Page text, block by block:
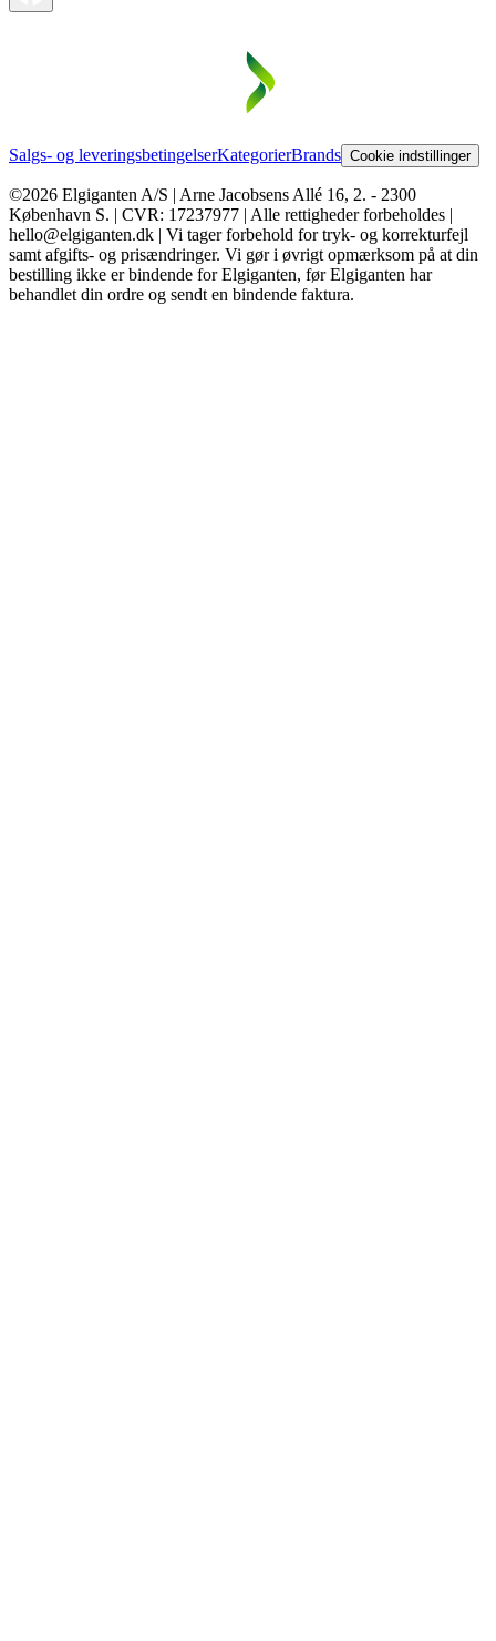
Salgs- og leveringsbetingelserKategorierBrands Cookie indstillinger
©2026 Elgiganten A/S | Arne Jacobsens Allé 16, 2. - 2300
København S. | CVR: 17237977 | Alle rettigheder forbeholdes |
hello@elgiganten.dk | Vi tager forbehold for tryk- og korrekturfejl
samt afgifts- og prisændringer. Vi gør i øvrigt opmærksom på at din
bestilling ikke er bindende for Elgiganten, før Elgiganten har
behandlet din ordre og sendt en bindende faktura.